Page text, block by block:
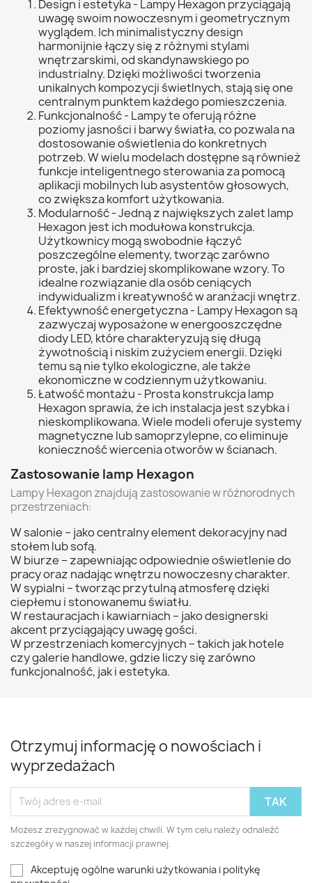
Design i estetyka - Lampy Hexagon przyciągają
uwagę swoim nowoczesnym i geometrycznym
wyglądem. Ich minimalistyczny design
harmonijnie łączy się z różnymi stylami
wnętrzarskimi, od skandynawskiego po
industrialny. Dzięki możliwości tworzenia
unikalnych kompozycji świetlnych, stają się one
centralnym punktem każdego pomieszczenia.
Funkcjonalność - Lampy te oferują różne
poziomy jasności i barwy światła, co pozwala na
dostosowanie oświetlenia do konkretnych
potrzeb. W wielu modelach dostępne są również
funkcje inteligentnego sterowania za pomocą
aplikacji mobilnych lub asystentów głosowych,
co zwiększa komfort użytkowania.
Modularność - Jedną z największych zalet lamp
Hexagon jest ich modułowa konstrukcja.
Użytkownicy mogą swobodnie łączyć
poszczególne elementy, tworząc zarówno
proste, jak i bardziej skomplikowane wzory. To
idealne rozwiązanie dla osób ceniących
indywidualizm i kreatywność w aranżacji wnętrz.
Efektywność energetyczna - Lampy Hexagon są
zazwyczaj wyposażone w energooszczędne
diody LED, które charakteryzują się długą
żywotnością i niskim zużyciem energii. Dzięki
temu są nie tylko ekologiczne, ale także
ekonomiczne w codziennym użytkowaniu.
Łatwość montażu - Prosta konstrukcja lamp
Hexagon sprawia, że ich instalacja jest szybka i
nieskomplikowana. Wiele modeli oferuje systemy
magnetyczne lub samoprzylepne, co eliminuje
konieczność wiercenia otworów w ścianach.
Zastosowanie lamp Hexagon
Lampy Hexagon znajdują zastosowanie w różnorodnych
przestrzeniach:
W salonie – jako centralny element dekoracyjny nad
stołem lub sofą.
W biurze – zapewniając odpowiednie oświetlenie do
pracy oraz nadając wnętrzu nowoczesny charakter.
W sypialni – tworząc przytulną atmosferę dzięki
ciepłemu i stonowanemu światłu.
W restauracjach i kawiarniach – jako designerski
akcent przyciągający uwagę gości.
W przestrzeniach komercyjnych – takich jak hotele
czy galerie handlowe, gdzie liczy się zarówno
funkcjonalność, jak i estetyka.
Otrzymuj informację o nowościach i
wyprzedażach
Możesz zrezygnować w każdej chwili. W tym celu należy odnaleźć
szczegóły w naszej informacji prawnej.
Akceptuję ogólne warunki użytkowania i politykę